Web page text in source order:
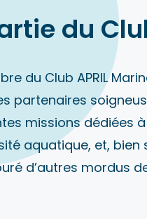
du
du Club APRIL
partenaires
missions dédiées
aquatique, et, bien
d’autres mordus